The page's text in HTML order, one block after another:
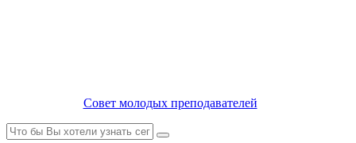
Совет молодых преподавателей